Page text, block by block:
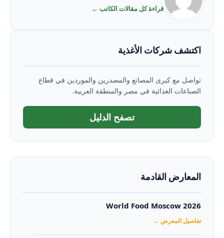
قراءة كل مقالات الكاتب ←
اكتشف شركات الأغذية
تواصل مع كبرى المصانع والمصدرين والموردين في قطاع
الصناعات الغذائية في مصر والمنطقة العربية.
تصفح الدليل
المعارض القادمة
World Food Moscow 2026
تفاصيل المعرض ←